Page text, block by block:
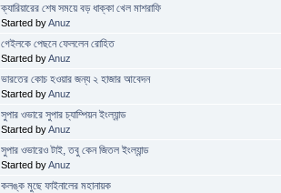
ক্যারিয়ারের শেষ সময়ে বড় ধাক্কা খেল মাশরাফি
Started byAnuz
গেইলকে পেছনে ফেললেন রোহিত
Started byAnuz
ভারতের কোচ হওয়ার জন্য ২ হাজার আবেদন
Started byAnuz
সুপার ওভারে সুপার চ্যাম্পিয়ন ইংল্যান্ড
Started byAnuz
সুপার ওভারেও টাই, তবু কেন জিতল ইংল্যান্ড
Started byAnuz
কলঙ্ক মুছে ফাইনালের মহানায়ক